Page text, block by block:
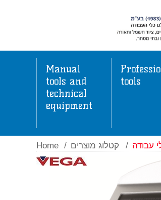
Manual
tools and
technical
equipment
tools
Home / קטלוג מוצרים / עבודה